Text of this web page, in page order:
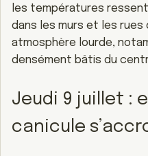
les températures
dans les murs et les
atmosphère lourde,
densément bâtis du
Jeudi 9 juillet :
canicule